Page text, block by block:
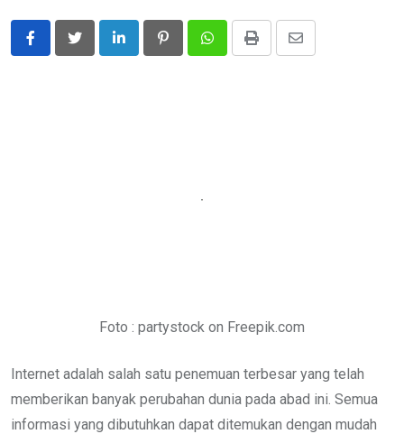
LinkedIn PinterestWhatsappPrint
Share
Foto : partystock on Freepik.com
Internet adalah salah satu penemuan terbesar yang telah
memberikan banyak perubahan dunia pada abad ini. Semua
informasi yang dibutuhkan dapat ditemukan dengan mudah